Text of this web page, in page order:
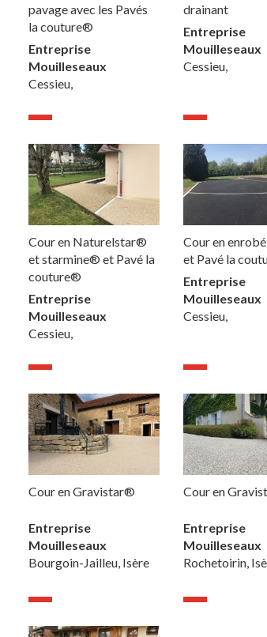
pavage avec les Pavés
la couture®
Entreprise
Mouilleseaux
Cessieu,
drainant
Entreprise
Mouilleseaux
Cessieu,
Cour en Naturelstar®
et starmine® et Pavé la
couture®
Entreprise
Mouilleseaux
Cessieu,
Cour en
et Pavé la
Entreprise
Mouilleseaux
Cessieu,
Cour en Gravistar®
Entreprise
Mouilleseaux
Bourgoin-Jailleu, Isère
Cour en
Entreprise
Mouilleseaux
Rochetoirin,